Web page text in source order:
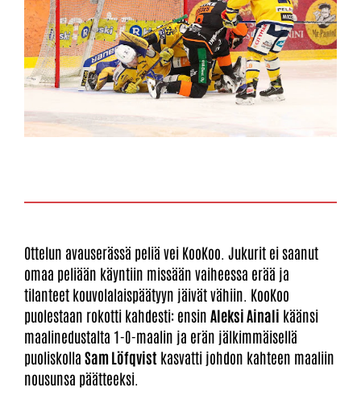
Ottelun avauserässä peliä vei KooKoo. Jukurit ei saanut
omaa peliään käyntiin missään vaiheessa erää ja
tilanteet kouvolalaispäätyyn jäivät vähiin. KooKoo
puolestaan rokotti kahdesti: ensin Aleksi Ainali käänsi
maalinedustalta 1-0-maalin ja erän jälkimmäisellä
puoliskolla Sam Löfqvist kasvatti johdon kahteen maaliin
nousunsa päätteeksi.